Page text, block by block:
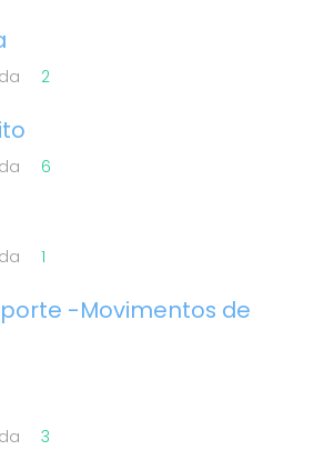
2
6
1
-Movimentos de
3